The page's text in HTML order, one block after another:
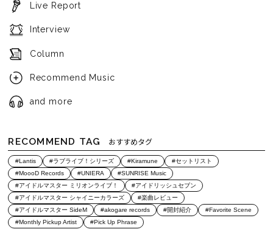
Live Report
Interview
Column
Recommend Music
and more
RECOMMEND TAG おすすめタグ
#Lantis #ラブライブ！シリーズ #Kiramune
#セットリスト
#MoooD Records
#UNIERA
#SUNRISE Music
#アイドルマスター ミリオンライブ！
#アイドリッシュセブン
#アイドルマスター シャイニーカラーズ
#楽曲レビュー
#アイドルマスター SideM
#akogare records #開封紹介
#Favorite Scene
#Monthly Pickup Artist
#Pick Up Phrase